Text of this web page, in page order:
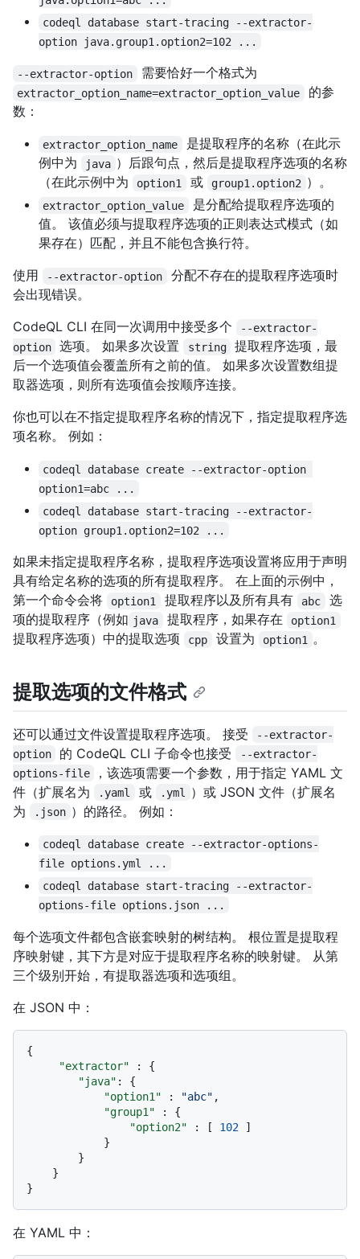
codeql database start-tracing --extractor-
option java.group1.option2=102 ...
--extractor-option 需要恰好一个格式为
extractor_option_name=extractor_option_value
的参
数：
extractor_option_name
是提取程序的名称（在此示
例中为
java ）后跟句点，然后是提取程序选项的名称
（在此示例中为
option1 或 group1.option2 ）。
extractor_option_value
是分配给提取程序选项的
值。 该值必须与提取程序选项的正则表达式模式（如
果存在）匹配，并且不能包含换行符。
使用
--extractor-option
分配不存在的提取程序选项时
会出现错误。
CodeQL CLI 在同一次调用中接受多个
--extractor-
option
选项。 如果多次设置 string
提取程序选项，最
后一个选项值会覆盖所有之前的值。 如果多次设置数组提
取器选项，则所有选项值会按顺序连接。
你也可以在不指定提取程序名称的情况下，指定提取程序选
项名称。 例如：
codeql database create --extractor-option
option1=abc ...
codeql database start-tracing --extractor-
option group1.option2=102 ...
如果未指定提取程序名称，提取程序选项设置将应用于声明
具有给定名称的选项的所有提取程序。 在上面的示例中，
第一个命令会将
option1 提取程序以及所有具有 abc
选
项的提取程序（例如 java 提取程序，如果存在 option1
提取程序选项）中的提取选项 cpp 设置为 option1 。
提取选项的文件格式
还可以通过文件设置提取程序选项。 接受
--extractor-
option
的 CodeQL CLI 子命令也接受
--extractor-
options-file
，该选项需要一个参数，用于指定 YAML 文
件（扩展名为
.yaml 或 .yml
）或 JSON 文件（扩展名
为
.json ）的路径。 例如：
codeql database create --extractor-options-
file options.yml ...
codeql database start-tracing --extractor-
options-file options.json ...
每个选项文件都包含嵌套映射的树结构。 根位置是提取程
序映射键，其下方是对应于提取程序名称的映射键。 从第
三个级别开始，有提取器选项和选项组。
在 JSON 中：
{
"extractor"
:
{
"java" :
{
"option1"
: "abc" ,
"group1"
:
{
"option2"
: [ 102
]
}
}
}
}
在 YAML 中：